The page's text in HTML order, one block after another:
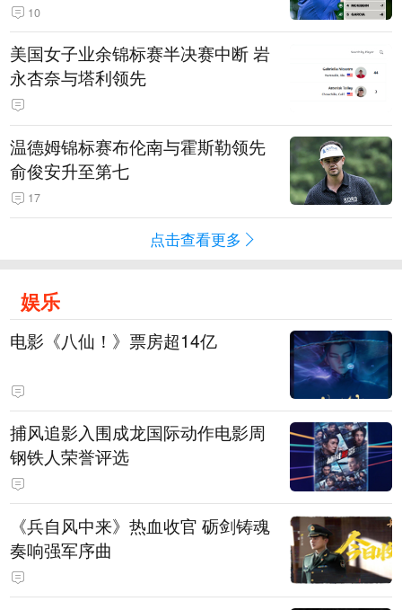
10
美国女子业余锦标赛半决赛中断 岩
永杏奈与塔利领先
温德姆锦标赛布伦南与霍斯勒领先
俞俊安升至第七
17
点击查看更多
娱乐
电影《八仙！》票房超14亿
捕风追影入围成龙国际动作电影周
钢铁人荣誉评选
《兵自风中来》热血收官 砺剑铸魂
奏响强军序曲